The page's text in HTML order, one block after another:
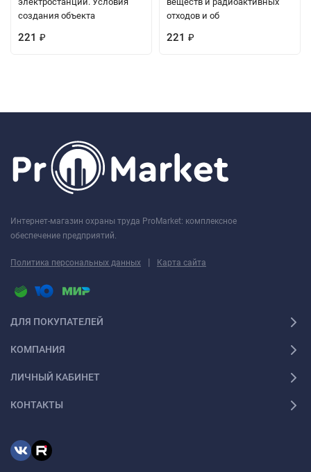
создания объекта
221 ₽
отходов и об
221 ₽
Интернет-магазин охраны труда ProMarket: комплексное
обеспечение предприятий.
Политика персональных данных | Карта сайта
ДЛЯ ПОКУПАТЕЛЕЙ
КОМПАНИЯ
ЛИЧНЫЙ КАБИНЕТ
КОНТАКТЫ